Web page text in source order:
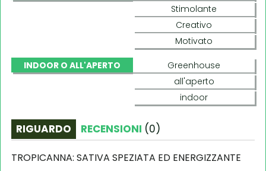
Stimolante
Creativo
Motivato
INDOOR O ALL'APERTO
Greenhouse
all'aperto
indoor
RIGUARDO RECENSIONI (0)
TROPICANNA: SATIVA SPEZIATA ED ENERGIZZANTE